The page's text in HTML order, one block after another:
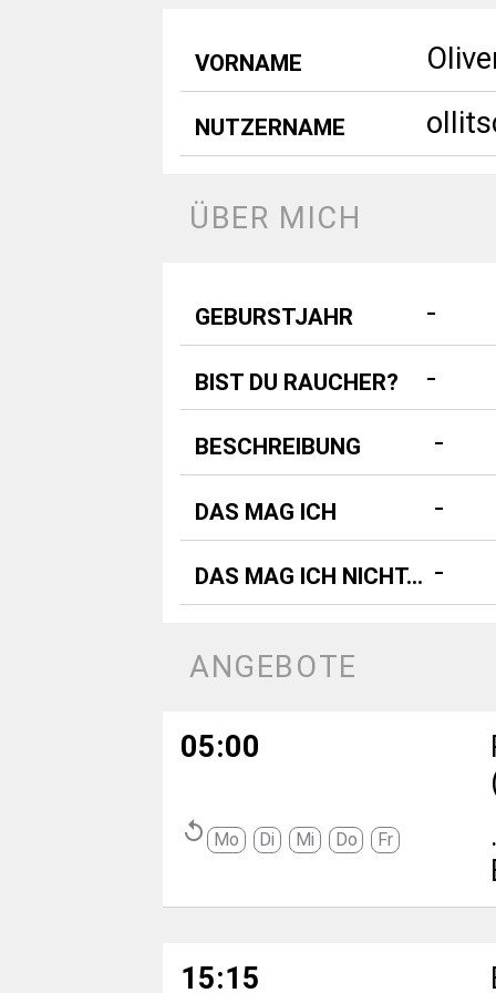
VORNAME
NUTZERNAME
ÜBER MICH
GEBURSTJAHR -
BIST DU RAUCHER? -
BESCHREIBUNG -
DAS MAG ICH -
DAS MAG ICH NICHT... -
ANGEBOTE
05:00
replay Mo Di Mi Do Fr
15:15